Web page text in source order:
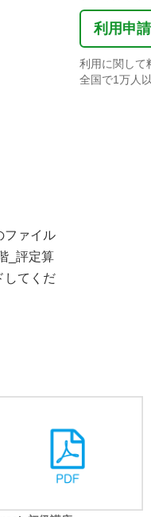
ファイル
_評定算
してくだ
利用申
利用に関して
全国で1万人